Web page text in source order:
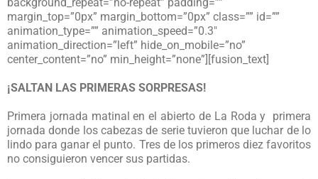
margin_top=”0px” margin_bottom=”0px” class=”” id=””
animation_type=”” animation_speed=”0.3″
animation_direction=”left” hide_on_mobile=”no”
center_content=”no” min_height=”none”][fusion_text]
¡SALTAN LAS PRIMERAS SORPRESAS!
Primera jornada matinal en el abierto de La Roda y primera
jornada donde los cabezas de serie tuvieron que luchar de lo
lindo para ganar el punto. Tres de los primeros diez favoritos
no consiguieron vencer sus partidas.